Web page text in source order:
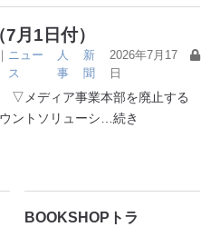
月1日付）
｜ ニュー
ス
人
事
新
聞
2026年7月17
日
▽メディア事業本部を廃止する
ントソリューシ …続き
BOOKSHOPトラ